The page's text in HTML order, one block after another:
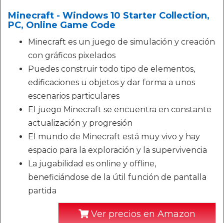
Minecraft - Windows 10 Starter Collection,
PC, Online Game Code
Minecraft es un juego de simulación y creación
con gráficos pixelados
Puedes construir todo tipo de elementos,
edificaciones u objetos y dar forma a unos
escenarios particulares
El juego Minecraft se encuentra en constante
actualización y progresión
El mundo de Minecraft está muy vivo y hay
espacio para la exploración y la supervivencia
La jugabilidad es online y offline,
beneficiándose de la útil función de pantalla
partida
Ver precios en Amazon